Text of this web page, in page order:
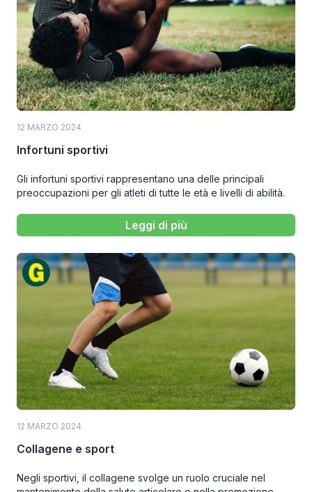
12 MARZO 2024
Infortuni sportivi
Gli infortuni sportivi rappresentano una delle principali
preoccupazioni per gli atleti di tutte le età e livelli di abilità.
Leggi di più
12 MARZO 2024
Collagene e sport
Negli sportivi, il collagene svolge un ruolo cruciale nel